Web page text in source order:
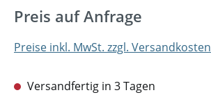
Preis auf Anfrage
Preise inkl. MwSt. zzgl. Versandkosten
Versandfertig in 3 Tagen